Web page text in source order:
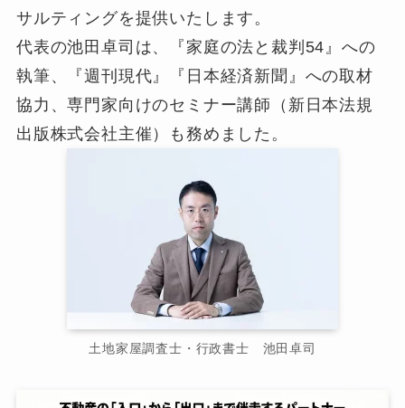
サルティングを提供いたします。
代表の池田卓司は、『家庭の法と裁判54』への
執筆、『週刊現代』『日本経済新聞』への取材
協力、専門家向けのセミナー講師（新日本法規
出版株式会社主催）も務めました。
土地家屋調査士・行政書士 池田卓司